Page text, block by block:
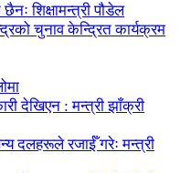
शिक्षामन्त्री पौडेल
चुनाव केन्द्रित कार्यक्रम
देखिएन : मन्त्री झाँक्री
दलहरूले रजाईँ गरेः मन्त्री